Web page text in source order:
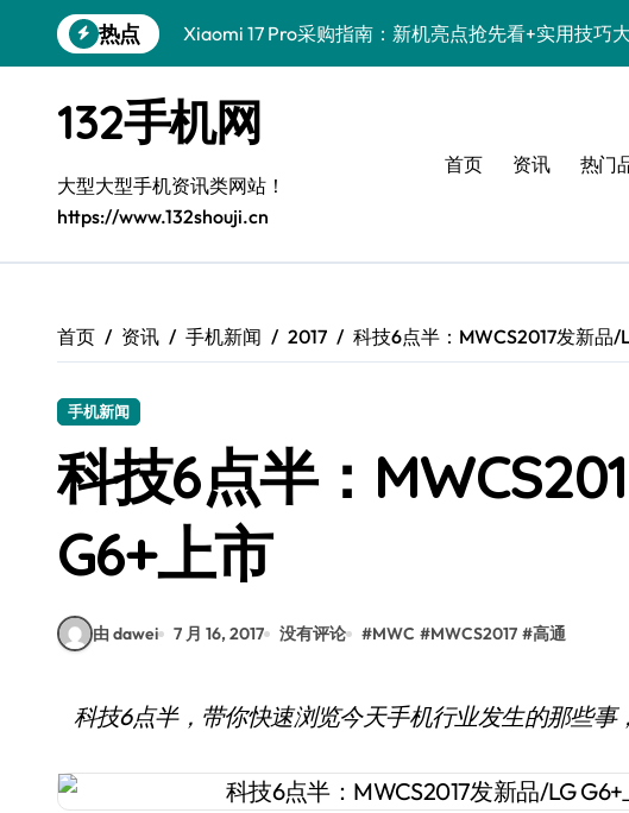
到
热点
Xiaomi 17 Pro采购指南：新机亮点抢先看+实用技巧
iPhone 17 Pro抢先看：最新资讯+实用功能，采购必知
三星Galaxy Z TriFold来袭，三折叠屏手机新体验一手
手机采购新选择：荣耀WIN RT，资讯速递一机掌控天
手机采购新选择：真我GT8来袭，畅享科技新乐趣！
vivo S50新功能大揭秘，优惠来袭高效玩机就选它！
一加Turbo 6性能猛兽来袭！极速体验，手机采购新
132手机网
大型大型手机资讯类网站！
https://www.132shouji.cn
首页 资讯 热门
首页 资讯 手机新闻 2017 科技6点半：MWCS2017发新品/
手机新闻
科技6点半：
G6+上市
由 dawei 7 月 16, 2017 没有评论 #MWC #MWCS2017 #高通
科技6点半，带你快速浏览今天手机行业发生的那些